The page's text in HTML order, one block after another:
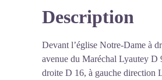
Voir l'image
La cathédrale ne doit pas
basilique du 20e siècle
En savoir plus
Description
Devant l’église Notre-Dame à
avenue du Maréchal Lyautey D
droite D 16, à gauche direction